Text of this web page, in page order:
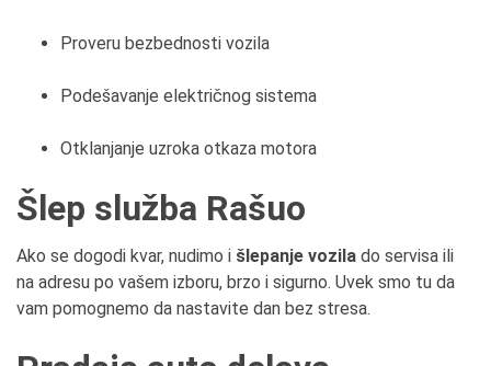
Proveru bezbednosti vozila
Podešavanje električnog sistema
Otklanjanje uzroka otkaza motora
Šlep služba Rašuo
Ako se dogodi kvar, nudimo i šlepanje vozila do servisa ili
na adresu po vašem izboru, brzo i sigurno. Uvek smo tu da
vam pomognemo da nastavite dan bez stresa.